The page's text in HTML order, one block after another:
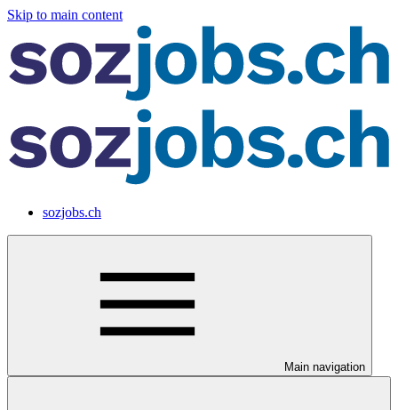
Skip to main content
sozjobs.ch
Main navigation